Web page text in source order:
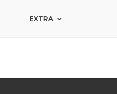
EXTRA